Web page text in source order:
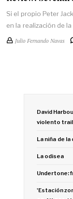
Si el propio Peter
en la realización de
Julio Fernando Navas
David
violento
La niña de la
La odisea
Undertone:
'Estación